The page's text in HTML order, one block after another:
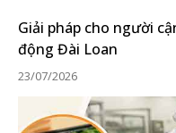
Giải pháp cho người
động Đài Loan
23/07/2026